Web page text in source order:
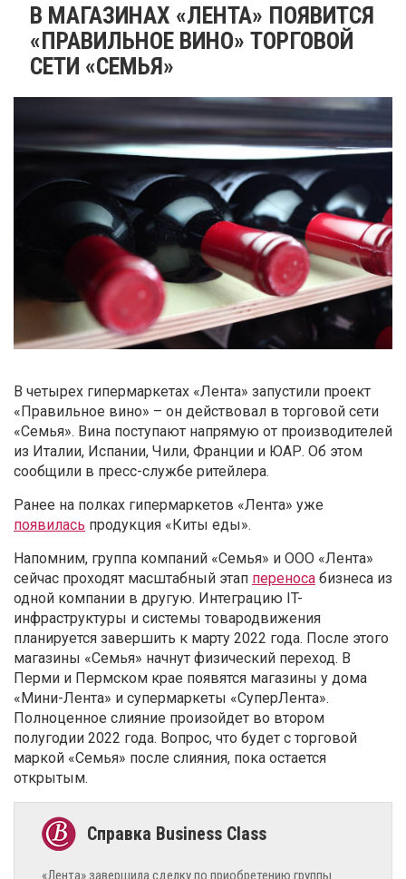
В МАГАЗИНАХ «ЛЕНТА» ПОЯВИТСЯ
«ПРАВИЛЬНОЕ ВИНО» ТОРГОВОЙ
СЕТИ «СЕМЬЯ»
В четырех гипермаркетах «Лента» запустили проект
«Правильное вино» – он действовал в торговой сети
«Семья». Вина поступают напрямую от производителей
из Италии, Испании, Чили, Франции и ЮАР. Об этом
сообщили в пресс-службе ритейлера.
Ранее на полках гипермаркетов «Лента» уже
появилась продукция «Киты еды».
Напомним, группа компаний «Семья» и ООО «Лента»
сейчас проходят масштабный этап переноса бизнеса из
одной компании в другую. Интеграцию IT-
инфраструктуры и системы товародвижения
планируется завершить к марту 2022 года. После этого
магазины «Семья» начнут физический переход. В
Перми и Пермском крае появятся магазины у дома
«Мини-Лента» и супермаркеты «СуперЛента».
Полноценное слияние произойдет во втором
полугодии 2022 года. Вопрос, что будет с торговой
маркой «Семья» после слияния, пока остается
открытым.
«Лента» завершила сделку по приобретению группы